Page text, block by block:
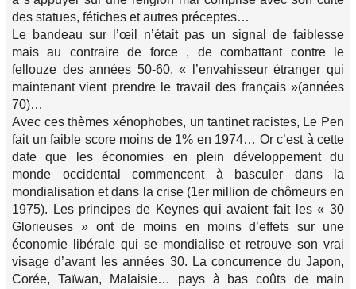
des statues, fétiches et autres préceptes…
Le bandeau sur l’œil n’était pas un signal de faiblesse
mais au contraire de force , de combattant contre le
fellouze des années 50-60, « l’envahisseur étranger qui
maintenant vient prendre le travail des français »(années
70)…
Avec ces thèmes xénophobes, un tantinet racistes, Le Pen
fait un faible score moins de 1% en 1974… Or c’est à cette
date que les économies en plein développement du
monde occidental commencent à basculer dans la
mondialisation et dans la crise (1er million de chômeurs en
1975). Les principes de Keynes qui avaient fait les « 30
Glorieuses » ont de moins en moins d’effets sur une
économie libérale qui se mondialise et retrouve son vrai
visage d’avant les années 30. La concurrence du Japon,
Corée, Taïwan, Malaisie… pays à bas coûts de main